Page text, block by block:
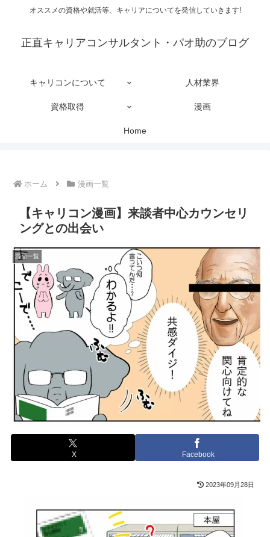
オススメの資格や就活等、キャリアについてを発信していきます!
正直キャリアコンサルタント・パオ助のブログ
キャリコンについて 人材業界
資格取得 漫画
Home
ホーム 漫画一覧
【キャリコン漫画】来談者中心カウンセリ
ングとの出会い
漫画一覧
X Facebook
2023年09月28日